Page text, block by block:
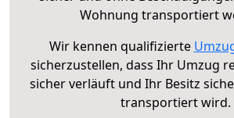
Wohnung transportiert
Wir kennen qualifizierte
sicherzustellen, dass Ihr Umzug
sicher verläuft und Ihr Besitz
transportiert wird.